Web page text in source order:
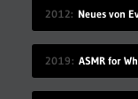
2012 Neues von
2019 ASMR for